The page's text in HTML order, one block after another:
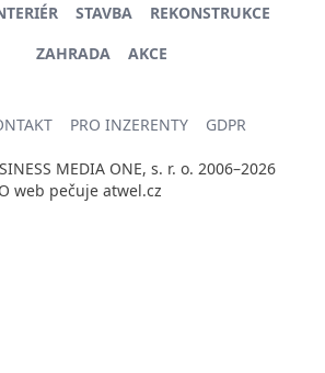
STAVBA
REKONSTRUKCE
ZAHRADA
AKCE
PRO INZERENTY GDPR
MEDIA ONE, s. r. o. 2006–2026